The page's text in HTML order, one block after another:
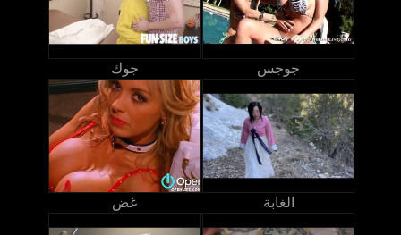
جوك جوجس
غض الغابة